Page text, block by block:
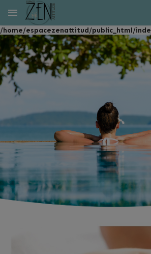
Warning: Use of undefined constant FILE -
will throw an Error in a future version of
/home/espacezenattitud/public_html/